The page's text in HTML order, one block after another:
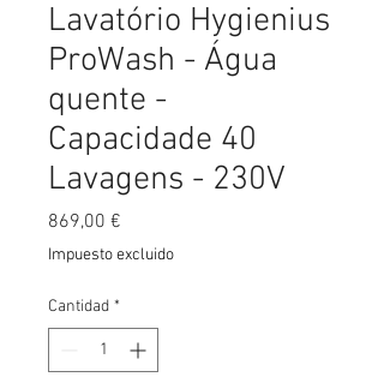
Lavatório Hygienius
ProWash - Água
quente -
Capacidade 40
Lavagens - 230V
869,00 €
Impuesto excluido
Cantidad *